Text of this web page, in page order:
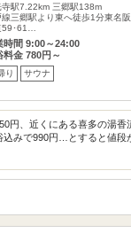
寺駅7.22km 三郷駅138m
線三郷駅より東へ徒歩1分東名
59･61…
時間 9:00～24:00
料金 780円～
り サウナ
円、近くにある喜多の湯香
込みで990円…とすると値段